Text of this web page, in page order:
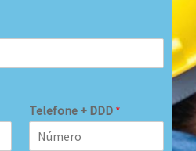
Telefone + DDD *